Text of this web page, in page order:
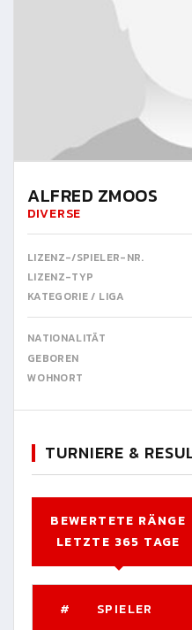
ALFRED ZMOOS
DIVERSE
LIZENZ-/SPIELER-NR.
LIZENZ-TYP
KATEGORIE / LIGA
NATIONALITÄT
GEBOREN
WOHNORT
TURNIERE &
BEWERTETE RÄNGE
LETZTE 365 TAGE
# SPIELER